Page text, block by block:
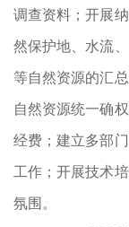
调查资料；开展
然保护地、水流
等自然资源的汇
自然资源统一确
经费；建立多部
工作；开展技术
氛围。